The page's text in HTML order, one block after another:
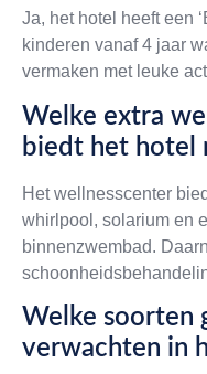
Ja, het hotel heeft een
kinderen vanaf 4 jaar
vermaken met leuke
Welke extra
biedt het hotel
Het wellnesscenter
whirlpool, solarium en
binnenzwembad.
Welke soorten
verwachten in